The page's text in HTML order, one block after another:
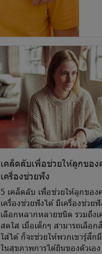
เคล็ดลับเพื่อช่วยให้ลูกขอ
เครื่องช่วยฟัง
5 เคล็ดลับ เพื่อช่วยให้ลูกของ
เครื่องช่วยฟังได้ มีเครื่องช่วย
เลือกหลากหลายชนิด รวมถึง
สดใส เมื่อเด็กๆ สามารถเลือ
ใส่ได้ ก็จะช่วยให้พวกเขารู้สึก
ในสุขภาพการได้ยินของตัวเอง